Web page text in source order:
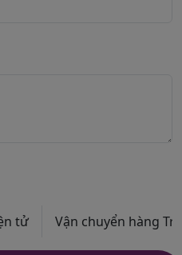
tử Vận chuyển hàng